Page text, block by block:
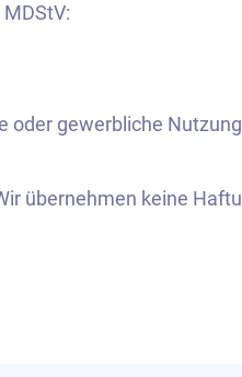
oder gewerbliche
übernehmen keine